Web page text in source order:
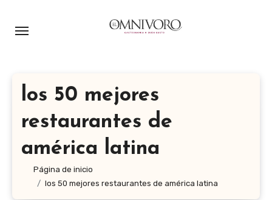
los 50 mejores
restaurantes de
américa latina
Página de inicio
los 50 mejores restaurantes de américa latina